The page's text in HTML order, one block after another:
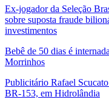
Ex-jogador da Seleção
sobre suposta fraude
investimentos
Bebê de 50 dias é
Morrinhos
Publicitário Rafael
BR-153, em Hidrolândia